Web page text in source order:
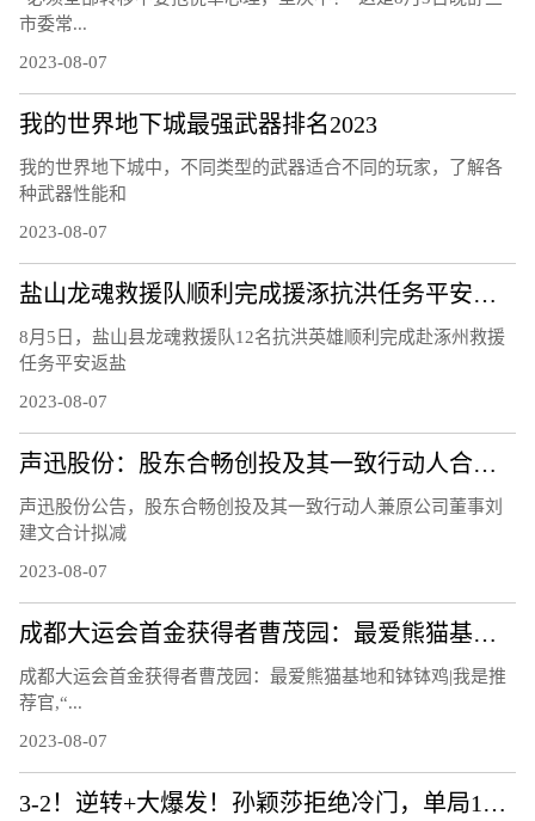
市委常...
2023-08-07
我的世界地下城最强武器排名2023
我的世界地下城中，不同类型的武器适合不同的玩家，了解各
种武器性能和
2023-08-07
盐山龙魂救援队顺利完成援涿抗洪任务平安凯旋
8月5日，盐山县龙魂救援队12名抗洪英雄顺利完成赴涿州救援
任务平安返盐
2023-08-07
​声迅股份：股东合畅创投及其一致行动人合计拟减持不超 2.44%股份
声迅股份公告，股东合畅创投及其一致行动人兼原公司董事刘
建文合计拟减
2023-08-07
成都大运会首金获得者曹茂园：最爱熊猫基地和钵钵鸡 | 我是推荐官
成都大运会首金获得者曹茂园：最爱熊猫基地和钵钵鸡|我是推
荐官,“...
2023-08-07
3-2！逆转+大爆发！孙颖莎拒绝冷门，单局11-3，霸气怒吼庆祝